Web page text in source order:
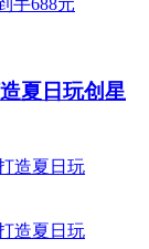
夏日玩创星